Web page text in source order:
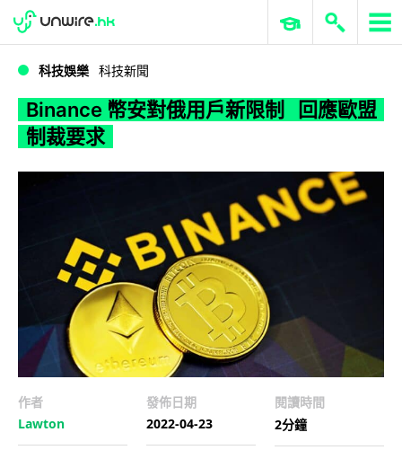
WWDC 2026 ERP 與商業 AI
科技娛樂 科技新聞
Binance 幣安對俄用戶新限制 回應歐盟
制裁要求
作者
Lawton
發佈日期
2022-04-23
閱讀時間
2分鐘